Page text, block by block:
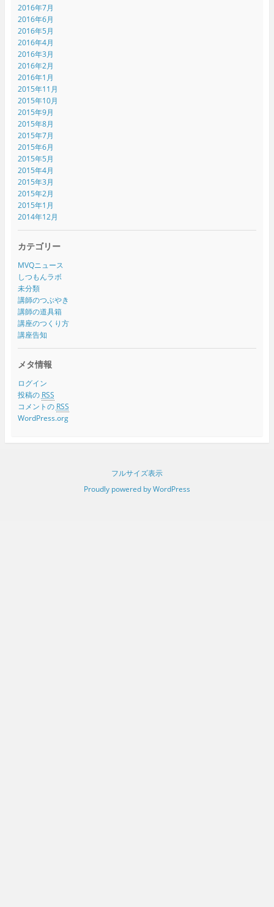
2016年7月
2016年6月
2016年5月
2016年4月
2016年3月
2016年2月
2016年1月
2015年11月
2015年10月
2015年9月
2015年8月
2015年7月
2015年6月
2015年5月
2015年4月
2015年3月
2015年2月
2015年1月
2014年12月
カテゴリー
MVQニュース
しつもんラボ
未分類
講師のつぶやき
講師の道具箱
講座のつくり方
講座告知
メタ情報
ログイン
投稿の RSS
コメントの RSS
WordPress.org
フルサイズ表示
Proudly powered by WordPress